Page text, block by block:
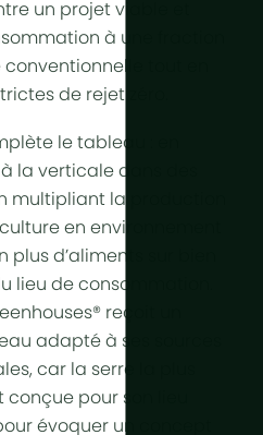
un projet viable et
à une fraction
tout en
de rejet zéro.
le tableau : en
à la verticale dans des
multipliant la production
culture en environnement
plus d’aliments sur bien
lieu de consommation.
reçoit un
adapté à ses sources
car la serre la plus
pour son lieu
évoquer un concept